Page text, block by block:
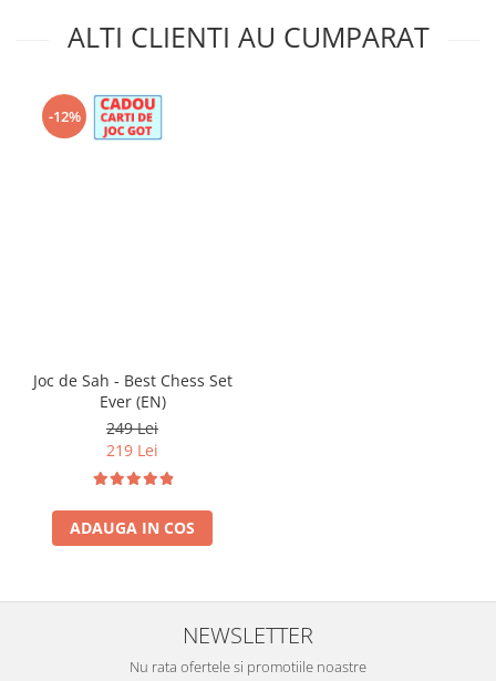
ALTI CLIENTI AU CUMPARAT
-12%
Joc de Sah - Best Chess Set
Ever (EN)
249 Lei
219 Lei
ADAUGA IN COS
NEWSLETTER
Nu rata ofertele si promotiile noastre